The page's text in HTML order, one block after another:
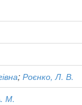
; Роєнко, Л. В.
М.